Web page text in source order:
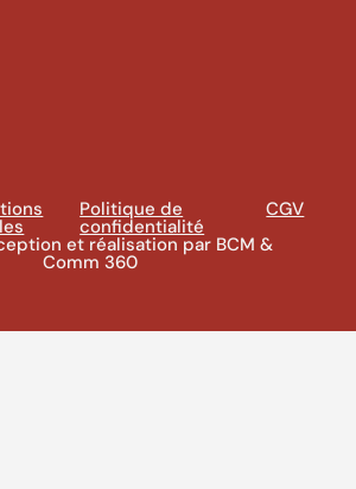
Politique de
confidentialité
CGV
et réalisation par BCM &
Comm 360